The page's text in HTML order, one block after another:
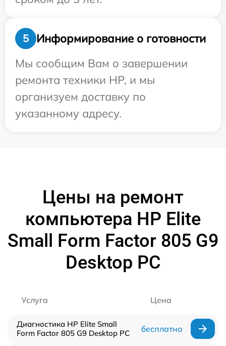
5
Информирование о готовности
Мы сообщим Вам о завершении
ремонта техники HP, и мы
организуем доставку по
указанному адресу.
Цены на ремонт
компьютера HP Elite
Small Form Factor 805 G9
Desktop PC
Услуга Цена
Диагностика HP Elite Small
Form Factor 805 G9 Desktop PC
бесплатно